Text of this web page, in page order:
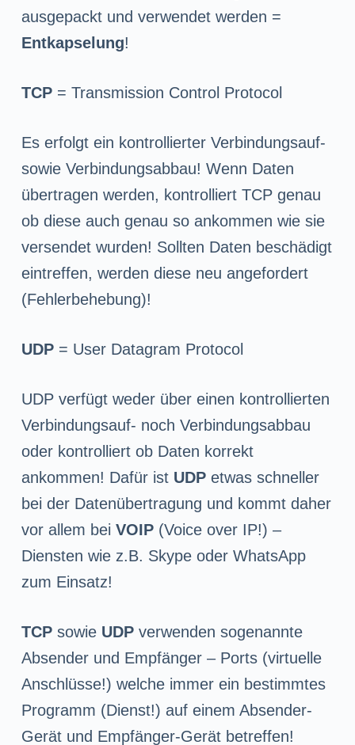
ausgepackt und verwendet werden =
Entkapselung!
TCP= Transmission Control Protocol
Es erfolgt ein kontrollierter Verbindungsauf-
sowie Verbindungsabbau! Wenn Daten
übertragen werden, kontrolliert TCP genau
ob diese auch genau so ankommen wie sie
versendet wurden! Sollten Daten beschädigt
eintreffen, werden diese neu angefordert
(Fehlerbehebung)!
UDP= User Datagram Protocol
UDP verfügt weder über einen kontrollierten
Verbindungsauf- noch Verbindungsabbau
oder kontrolliert ob Daten korrekt
ankommen! Dafür ist UDPetwas schneller
bei der Datenübertragung und kommt daher
vor allem bei VOIP(Voice over IP!) –
Diensten wie z.B. Skype oder WhatsApp
zum Einsatz!
TCPsowie UDPverwenden sogenannte
Absender und Empfänger – Ports (virtuelle
Anschlüsse!) welche immer ein bestimmtes
Programm (Dienst!) auf einem Absender-
Gerät und Empfänger-Gerät betreffen!